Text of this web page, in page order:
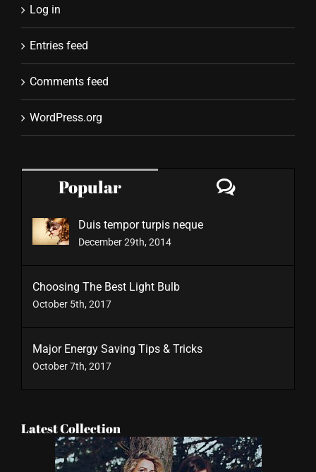
Log in
Entries feed
Comments feed
WordPress.org
Popular
Duis tempor turpis neque
December 29th, 2014
Choosing The Best Light Bulb
October 5th, 2017
Major Energy Saving Tips & Tricks
October 7th, 2017
Latest Collection